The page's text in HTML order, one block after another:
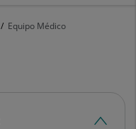
Equipo Médico